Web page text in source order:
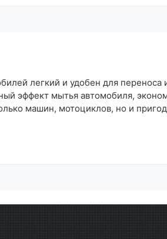
легкий и удобен для переноса
эффект мытья автомобиля,
машин, мотоциклов, но и